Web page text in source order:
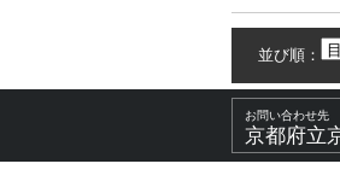
並び順：
お問い合わせ先
京都府立